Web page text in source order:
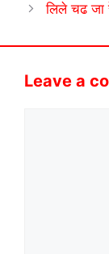
लिले चढ जा
Leave a